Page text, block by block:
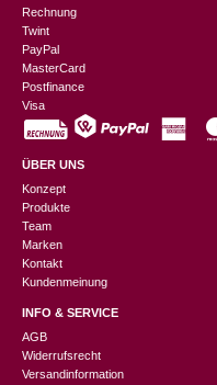
Rechnung
Twint
PayPal
MasterCard
Postfinance
Visa
ÜBER UNS
Konzept
Produkte
Team
Marken
Kontakt
Kundenmeinung
INFO & SERVICE
AGB
Widerrufsrecht
Versandinformation